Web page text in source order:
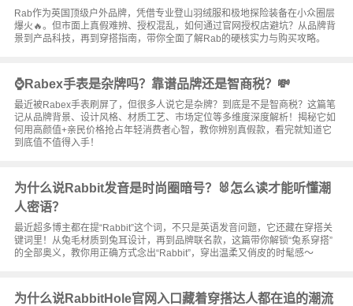
Rab作为英国顶级户外品牌，凭借专业登山羽绒服和极地探险装备在小众圈层
爆火🔥。但市面上真假难辨、授权混乱，如何通过官网授权店避坑？从品牌背
景到产品科技，再到穿搭指南，带你全面了解Rab的硬核实力与购买攻略。
⌚Rabex手表是杂牌吗？靠谱品牌还是智商税？💸
最近被Rabex手表刷屏了，但很多人说它是杂牌？到底是不是智商税？这篇笔
记从品牌背景、设计风格、材质工艺、市场定位等多维度深度解析！揭秘它如
何用高颜值+亲民价格抢占年轻消费者心智，教你辨别真假款，看完就知道它
到底值不值得入手！
为什么说Rabbit发音是时尚圈暗号？🐰怎么读才能听懂潮
人密语？
最近超多博主都在提“Rabbit”这个词，不只是英语发音问题，它还藏在穿搭关
键词里！从兔毛材质到兔耳设计，再到品牌联名款，这篇带你解锁“兔系穿搭”
的全部奥义，教你用正确方式念出“Rabbit”，穿出温柔又俏皮的时髦感～
为什么说RabbitHole官网入口藏着穿搭达人都在追的潮流